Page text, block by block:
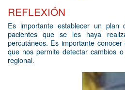
REFLEXIÓN
Es importante establecer un
pacientes que se les haya
percutáneos. Es importante
que nos permite detectar cambios
regional.